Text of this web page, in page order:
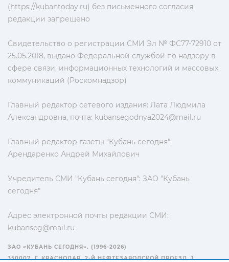
(https://kubantoday.ru) без письменного согласия
редакции запрещено
Свидетельство о регистрации СМИ Эл № ФС77-72910 от
25.05.2018, выдано Федеральной службой по надзору в
сфере связи, информационных технологий и массовых
коммуникаций (Роскомнадзор)
Главный редактор сетевого издания: Лата Людмила
Александровна, почта: kubansegodnya2024@mail.ru
Главный редактор газеты "Кубань сегодня":
Арендаренко Андрей Михайлович
Учредитель СМИ "Кубань сегодня": ЗАО "Кубань
сегодня"
Адрес электронной почты редакции СМИ:
kubanseg@mail.ru
ЗАО «КУБАНЬ СЕГОДНЯ». (1996-2026)
350007, Г. КРАСНОДАР, 2-Й НЕФТЕЗАВОДСКОЙ ПРОЕЗД, 1